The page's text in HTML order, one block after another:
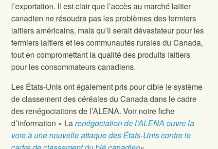
l’exportation. Il est clair que l’accès au marché laitier
canadien ne résoudra pas les problèmes des fermiers
laitiers américains, mais qu’il serait dévastateur pour les
fermiers laitiers et les communautés rurales du Canada,
tout en compromettant la qualité des produits laitiers
pour les consommateurs canadiens.
Les États-Unis ont également pris pour cible le système
de classement des céréales du Canada dans le cadre
des renégociations de l’ALENA. Voir notre fiche
d’information « Larenégociation de l’ALENA ouvre la
voie à une nouvelle attaque des États-Unis contre le